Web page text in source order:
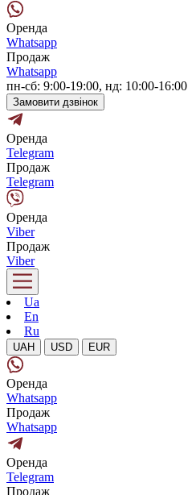
Оренда
Whatsapp
Продаж
Whatsapp
пн-сб: 9:00-19:00, нд: 10:00-16:00
Замовити дзвінок
Оренда
Telegram
Продаж
Telegram
Оренда
Viber
Продаж
Viber
Ua
En
Ru
UAH USD EUR
Оренда
Whatsapp
Продаж
Whatsapp
Оренда
Telegram
Продаж